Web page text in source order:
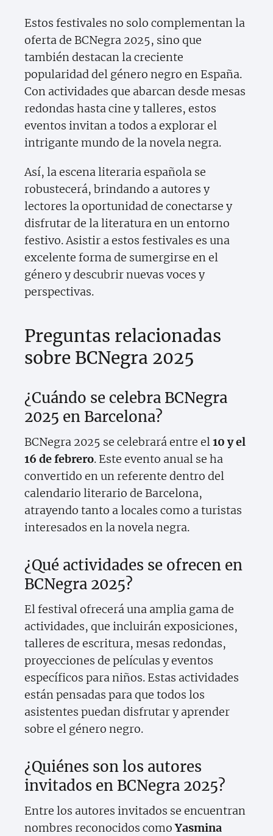
Estos festivales no solo complementan la
oferta de BCNegra 2025, sino que
también destacan la creciente
popularidad del género negro en España.
Con actividades que abarcan desde mesas
redondas hasta cine y talleres, estos
eventos invitan a todos a explorar el
intrigante mundo de la novela negra.
Así, la escena literaria española se
robustecerá, brindando a autores y
lectores la oportunidad de conectarse y
disfrutar de la literatura en un entorno
festivo. Asistir a estos festivales es una
excelente forma de sumergirse en el
género y descubrir nuevas voces y
perspectivas.
Preguntas relacionadas
sobre BCNegra 2025
¿Cuándo se celebra BCNegra
2025 en Barcelona?
BCNegra 2025 se celebrará entre el10 y el
16 de febrero. Este evento anual se ha
convertido en un referente dentro del
calendario literario de Barcelona,
atrayendo tanto a locales como a turistas
interesados en la novela negra.
¿Qué actividades se ofrecen en
BCNegra 2025?
El festival ofrecerá una amplia gama de
actividades, que incluirán exposiciones,
talleres de escritura, mesas redondas,
proyecciones de películas y eventos
específicos para niños. Estas actividades
están pensadas para que todos los
asistentes puedan disfrutar y aprender
sobre el género negro.
¿Quiénes son los autores
invitados en BCNegra 2025?
Entre los autores invitados se encuentran
nombres reconocidos comoYasmina